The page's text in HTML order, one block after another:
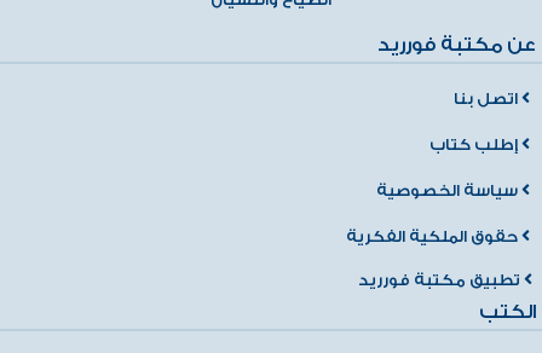
عن مكتبة فورريد
اتصل بنا
إطلب كتاب
سياسة الخصوصية
حقوق الملكية الفكرية
تطبيق مكتبة فورريد
الكتب